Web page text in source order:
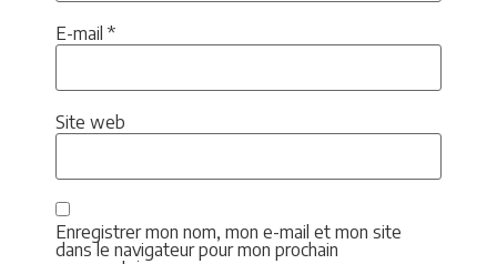
E-mail *
Site web
Enregistrer mon nom, mon e-mail et mon site
dans le navigateur pour mon prochain